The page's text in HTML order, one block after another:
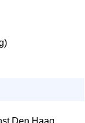
Den Haag,